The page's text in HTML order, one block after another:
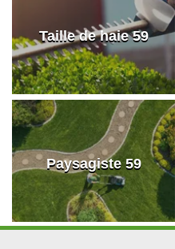
Taille de haie 59
Paysagiste 59